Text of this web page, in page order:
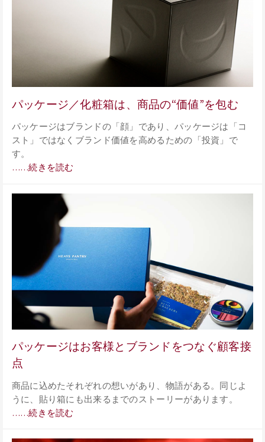
パッケージ／化粧箱は、商品の“価値”を包む
パッケージはブランドの「顔」であり、パッケージは「コ
スト」ではなくブランド価値を高めるための「投資」で
す。
……続きを読む
パッケージはお客様とブランドをつなぐ顧客接
点
商品に込めたそれぞれの想いがあり、物語がある。同じよ
うに、貼り箱にも出来るまでのストーリーがあります。
……続きを読む